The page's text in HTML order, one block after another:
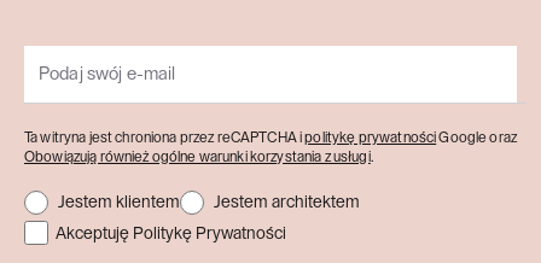
Ta witryna jest chroniona przez reCAPTCHA ipolitykę prywatnościGoogle oraz
Obowiązują również ogólne warunki korzystania z usługi.
Jestem klientem
Jestem architektem
Akceptuję Politykę Prywatności